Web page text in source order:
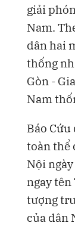
giải
Nam.
dân hai
thống
Gòn -
Nam
Báo
toàn thể
Nội
ngay
tượng
của dân